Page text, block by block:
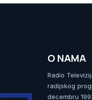
O NAMA
Radio
radijskog
decembru